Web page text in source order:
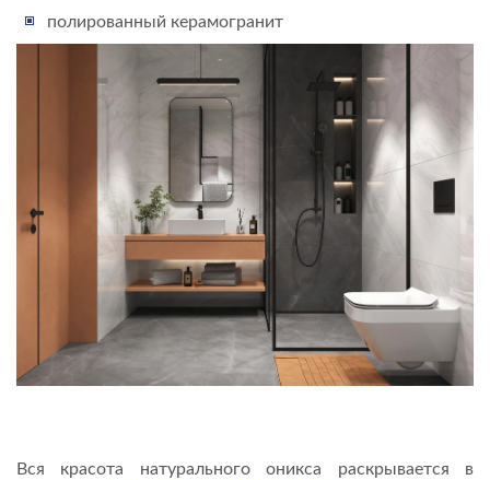
полированный керамогранит
Вся красота натурального оникса раскрывается в